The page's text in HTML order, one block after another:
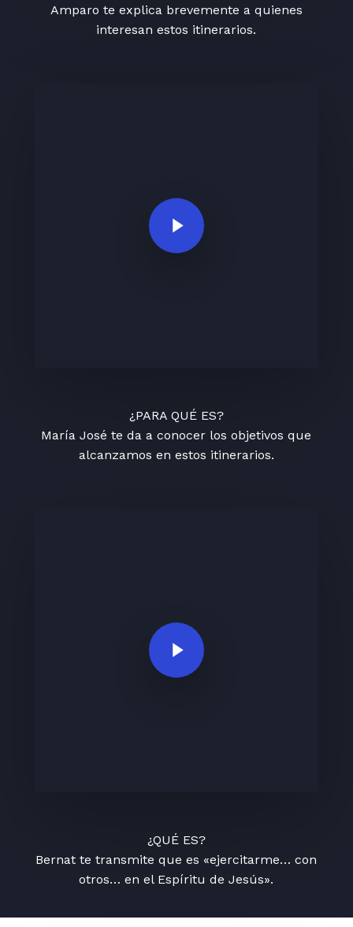
Amparo te explica brevemente a quienes
interesan estos itinerarios.
Play Video
¿PARA QUÉ ES?
María José te da a conocer los objetivos que
alcanzamos en estos itinerarios.
Play Video
¿QUÉ ES?
Bernat te transmite que es «ejercitarme… con
otros… en el Espíritu de Jesús».